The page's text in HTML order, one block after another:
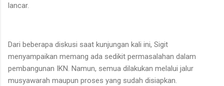
lancar.
Dari beberapa diskusi saat kunjungan kali ini, Sigit
menyampaikan memang ada sedikit permasalahan dalam
pembangunan IKN. Namun, semua dilakukan melalui jalur
musyawarah maupun proses yang sudah disiapkan.